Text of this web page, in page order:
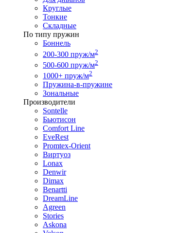
Круглые
Тонкие
Складные
По типу пружин
Боннель
200-300 пруж/м2
500-600 пруж/м2
1000+ пруж/м2
Пружина-в-пружине
Зональные
Производители
Sontelle
Бьютисон
Comfort Line
EveRest
Promtex-Orient
Виртуоз
Lonax
Denwir
Dimax
Benartti
DreamLine
Agreen
Stories
Askona